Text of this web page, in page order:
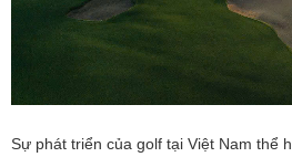
Sự phát triển của golf tại Việt Nam thể